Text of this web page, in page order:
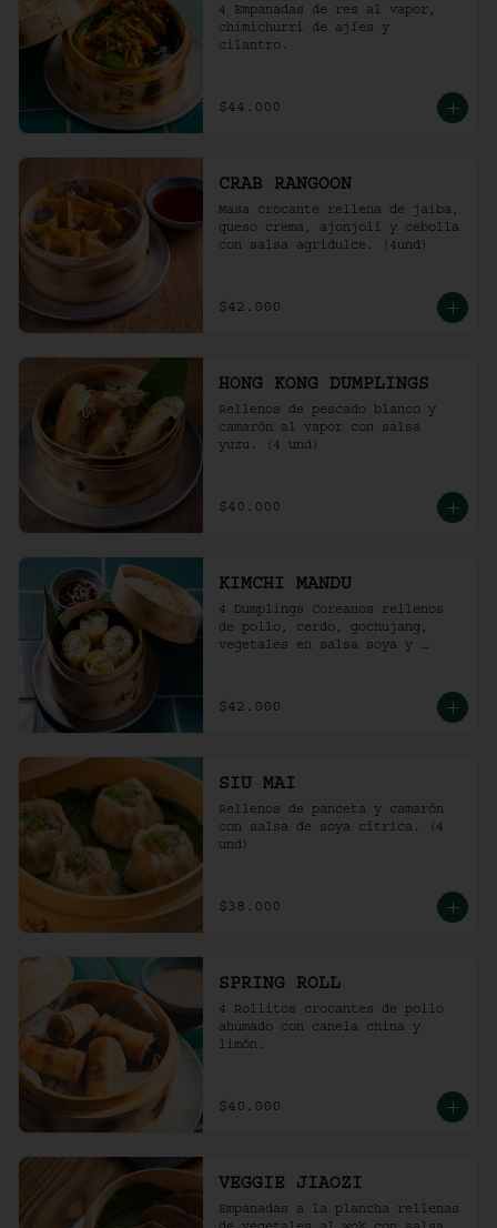
4 Empanadas de res al vapor,
chimichurri de ajíes y
cilantro.
$44.000
CRAB RANGOON
Masa crocante rellena de jaiba,
queso crema, ajonjolí y cebolla
con salsa agridulce. (4und)
$42.000
HONG KONG DUMPLINGS
Rellenos de pescado blanco y
camarón al vapor con salsa
yuzu. (4 und)
$40.000
KIMCHI MANDU
4 Dumplings Coreanos rellenos
de pollo, cerdo, gochujang,
vegetales en salsa soya y
$42.000
SIU MAI
Rellenos de panceta y camarón
con salsa de soya cítrica. (4
und)
$38.000
SPRING ROLL
4 Rollitos crocantes de pollo
ahumado con canela china y
limón.
$40.000
VEGGIE JIAOZI
Empanadas a la plancha rellenas